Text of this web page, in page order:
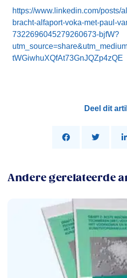
https://www.linkedin.com/posts/
bracht-alfaport-voka-met-paul-
7322696045279260673-bjfW?
tWGiwhuXQfAt73GnJQZp4zQE
Deel dit
Andere gerelateerde